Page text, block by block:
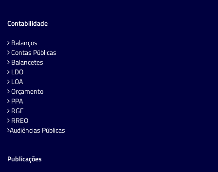
Contabilidade
Balanços
Contas Públicas
Balancetes
LDO
LOA
Orçamento
PPA
RGF
RREO
Audiências Públicas
Publicações